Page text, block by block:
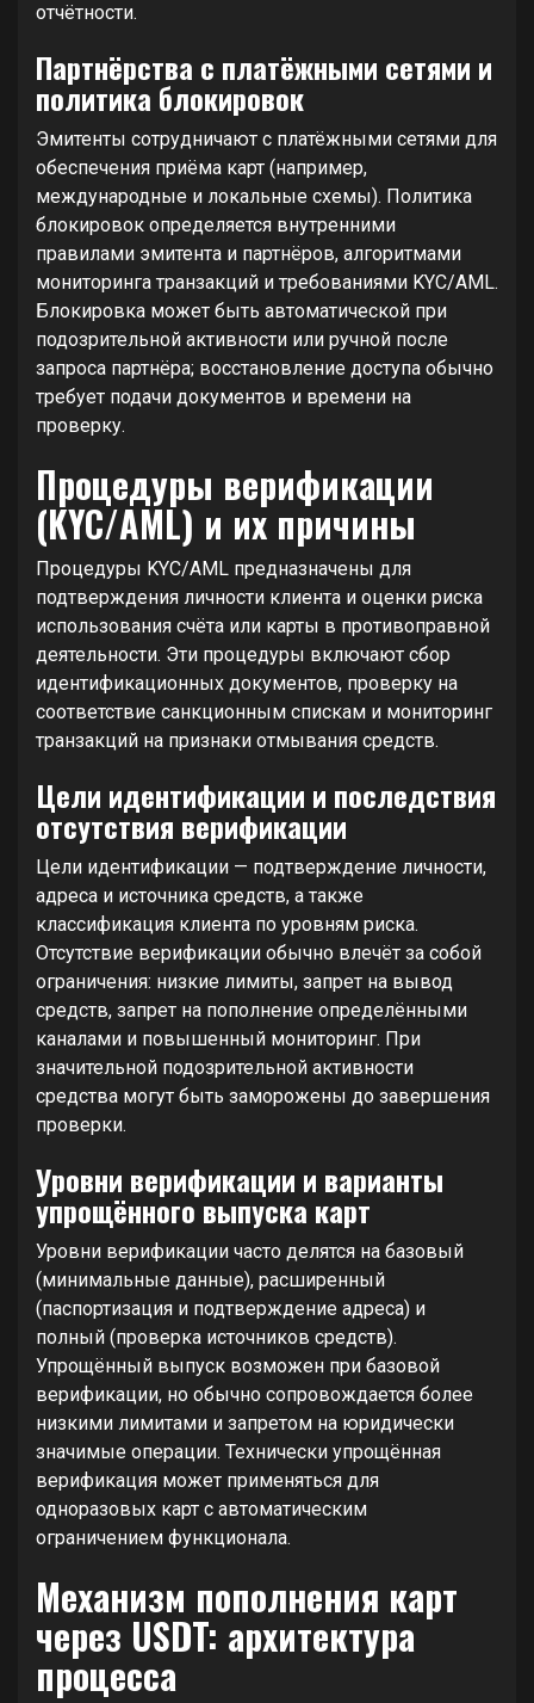
отчётности.
Партнёрства с платёжными сетями и
политика блокировок
Эмитенты сотрудничают с платёжными сетями для
обеспечения приёма карт (например,
международные и локальные схемы). Политика
блокировок определяется внутренними
правилами эмитента и партнёров, алгоритмами
мониторинга транзакций и требованиями KYC/AML.
Блокировка может быть автоматической при
подозрительной активности или ручной после
запроса партнёра; восстановление доступа обычно
требует подачи документов и времени на
проверку.
Процедуры верификации
(KYC/AML) и их причины
Процедуры KYC/AML предназначены для
подтверждения личности клиента и оценки риска
использования счёта или карты в противоправной
деятельности. Эти процедуры включают сбор
идентификационных документов, проверку на
соответствие санкционным спискам и мониторинг
транзакций на признаки отмывания средств.
Цели идентификации и последствия
отсутствия верификации
Цели идентификации — подтверждение личности,
адреса и источника средств, а также
классификация клиента по уровням риска.
Отсутствие верификации обычно влечёт за собой
ограничения: низкие лимиты, запрет на вывод
средств, запрет на пополнение определёнными
каналами и повышенный мониторинг. При
значительной подозрительной активности
средства могут быть заморожены до завершения
проверки.
Уровни верификации и варианты
упрощённого выпуска карт
Уровни верификации часто делятся на базовый
(минимальные данные), расширенный
(паспортизация и подтверждение адреса) и
полный (проверка источников средств).
Упрощённый выпуск возможен при базовой
верификации, но обычно сопровождается более
низкими лимитами и запретом на юридически
значимые операции. Технически упрощённая
верификация может применяться для
одноразовых карт с автоматическим
ограничением функционала.
Механизм пополнения карт
через USDT: архитектура
процесса